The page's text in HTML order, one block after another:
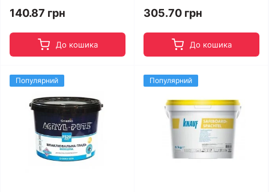
140.87 грн
До кошика
305.70 грн
До кошика
Популярний Популярний